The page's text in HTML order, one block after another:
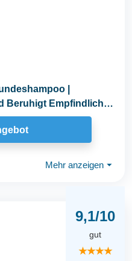
|
Beruhigt Empfindliche
Mehr anzeigen ⏷
9,1/10
gut
★★★★